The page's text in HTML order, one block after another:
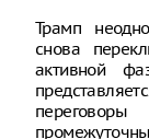
Трамп
снова
активной